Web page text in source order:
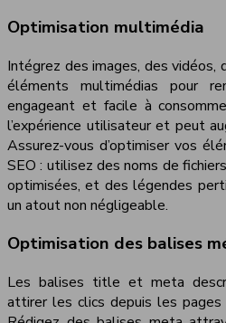
Optimisation multimédia
Intégrez des images, des vidéos,
éléments multimédias pour
engageant et facile à
l’expérience utilisateur et peut
Assurez-vous d’optimiser vos
SEO : utilisez des noms de
optimisées, et des légendes
un atout non négligeable.
Optimisation des balises
Les balises title et meta
attirer les clics depuis les